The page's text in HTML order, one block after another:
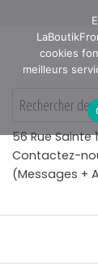
La
56 Rue Sainte
Contactez-
(Messages +
cookies
meilleurs